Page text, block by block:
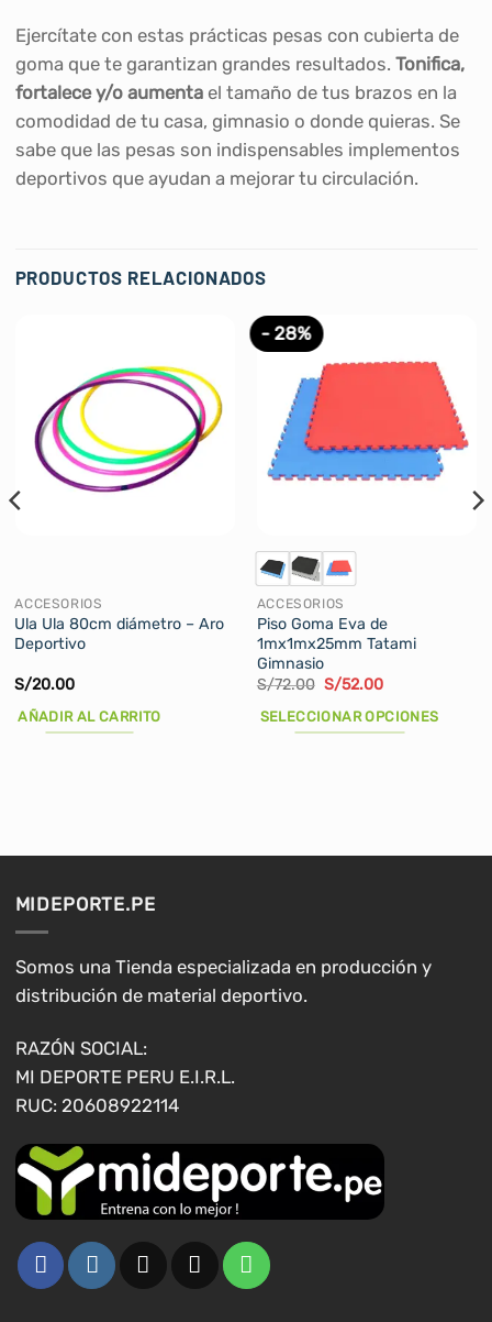
Ejercítate con estas prácticas pesas con cubierta de
goma que te garantizan grandes resultados. Tonifica,
fortalece y/o aumentael tamaño de tus brazos en la
comodidad de tu casa, gimnasio o donde quieras. Se
sabe que las pesas son indispensables implementos
deportivos que ayudan a mejorar tu circulación.
PRODUCTOS RELACIONADOS
ACCESORIOS
Ula Ula 80cm diámetro – Aro
Deportivo
S/20.00
AÑADIR AL CARRITO
- 28%
ACCESORIOS
Piso Goma Eva de
1mx1mx25mm Tatami
Gimnasio
S/72.00 El
original
era:
S/52.00El
actual
es:
SELECCIONAR OPCIONES
elegir
en
MIDEPORTE.PE
Somos una Tienda especializada en producción y
distribución de material deportivo.
RAZÓN SOCIAL:
MI DEPORTE PERU E.I.R.L.
RUC: 20608922114